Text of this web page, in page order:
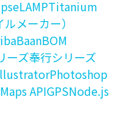
LAMPTitanium
メーカー）
BaanBOM
ーズ奉行シリーズ
Photoshop
APIGPSNode.js